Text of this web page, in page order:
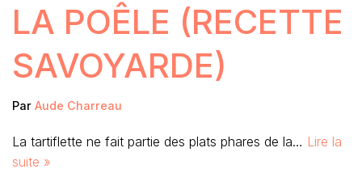
LA POÊLE (RECETTE
SAVOYARDE)
Par Aude Charreau
La tartiflette ne fait partie des plats phares de la… Lire la
suite »